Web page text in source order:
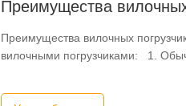
Преимущества вилочных
вилочными погрузчиками: 1.
четырьмя колесами. 2. Шасси